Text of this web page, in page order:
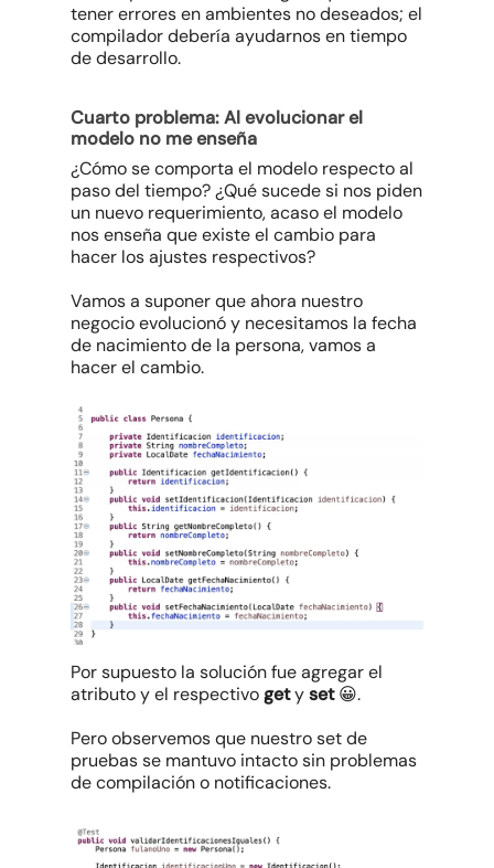
tener errores en ambientes no deseados; el
compilador debería ayudarnos en tiempo
de desarrollo.
Cuarto problema: Al evolucionar el
modelo no me enseña
¿Cómo se comporta el modelo respecto al
paso del tiempo? ¿Qué sucede si nos piden
un nuevo requerimiento, acaso el modelo
nos enseña que existe el cambio para
hacer los ajustes respectivos?
Vamos a suponer que ahora nuestro
negocio evolucionó y necesitamos la fecha
de nacimiento de la persona, vamos a
hacer el cambio.
Por supuesto la solución fue agregar el
atributo y el respectivogetyset😀.
Pero observemos que nuestro set de
pruebas se mantuvo intacto sin problemas
de compilación o notificaciones.